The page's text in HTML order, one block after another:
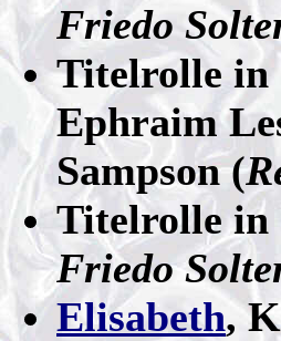
Friedo
Titelrolle in
Ephraim
Sampson (
Titelrolle in
Friedo
Elisabeth,